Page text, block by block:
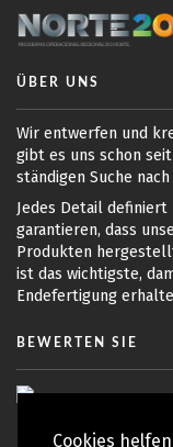
Cookies
ÜBER UNS
Wir entwerfen und
gibt es uns schon
ständigen Suche
Jedes Detail
garantieren, dass
Produkten
ist das wichtigste,
Endefertigung
BEWERTEN SIE